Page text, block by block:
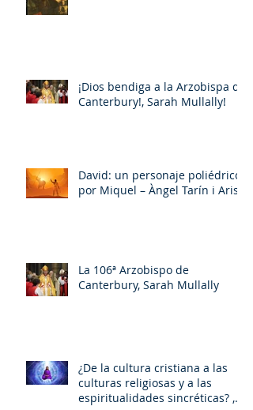
¡Dios bendiga a la Arzobispa de
Canterbury!, Sarah Mullally!
David: un personaje poliédrico,
por Miquel – Àngel Tarín i Arisó
La 106ª Arzobispo de
Canterbury, Sarah Mullally
¿De la cultura cristiana a las
culturas religiosas y a las
espiritualidades sincréticas? ,